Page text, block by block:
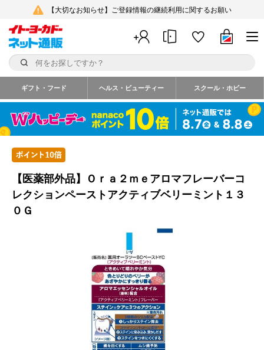
【大切なお知らせ】ご登録情報の継続利用に関するお願い
ギフト・フード ヘルス・ビューティー スクール・ホビー
【医薬部外品】Ｏｒａ２ｍｅアロマフレーバーコ
レクションペーストアクティブベリーミント１３
０Ｇ